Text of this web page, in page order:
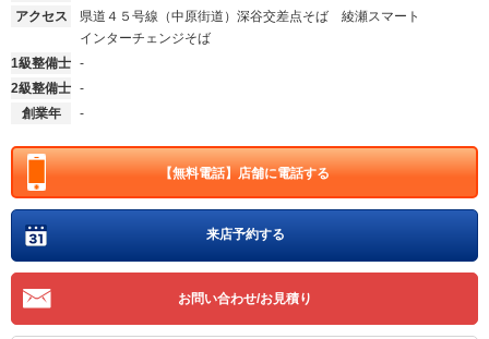
アクセス
県道４５号線（中原街道）深谷交差点そば 綾瀬スマート
インターチェンジそば
1級整備士 -
2級整備士 -
創業年
-
【無料電話】店舗に電話する
来店予約する
お問い合わせ/お見積り